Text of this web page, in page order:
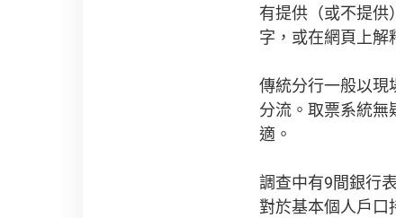
有提供（或不提
字，或在網頁上解
傳統分行一般以現
分流。取票系統
適。
調查中有9間銀行
對於基本個人戶口